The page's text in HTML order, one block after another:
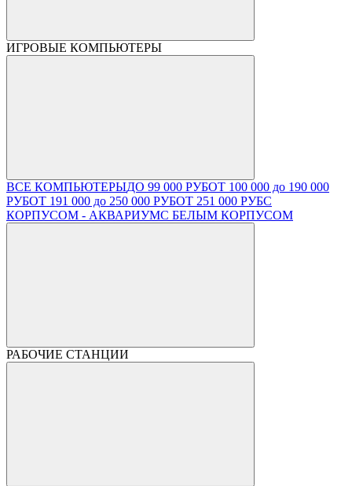
ИГРОВЫЕ КОМПЬЮТЕРЫ
ВСЕ КОМПЬЮТЕРЫДО 99 000 РУБОТ 100 000 до 190 000
РУБОТ 191 000 до 250 000 РУБОТ 251 000 РУБС
КОРПУСОМ - АКВАРИУМС БЕЛЫМ КОРПУСОМ
РАБОЧИЕ СТАНЦИИ